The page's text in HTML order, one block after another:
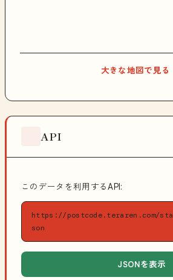
大きな地図で見る
API
このデータを利用するAPI:
https://postcode.teraren.com/
son
JSONを表示